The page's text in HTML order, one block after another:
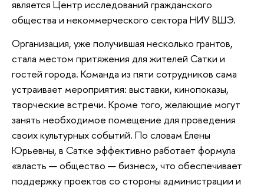
является Центр исследований гражданского
общества и некоммерческого сектора НИУ ВШЭ.
Организация, уже получившая несколько грантов,
стала местом притяжения для жителей Сатки и
гостей города. Команда из пяти сотрудников сама
устраивает мероприятия: выставки, кинопоказы,
творческие встречи. Кроме того, желающие могут
занять необходимое помещение для проведения
своих культурных событий. По словам Елены
Юрьевны, в Сатке эффективно работает формула
«власть — общество — бизнес», что обеспечивает
поддержку проектов со стороны администрации и